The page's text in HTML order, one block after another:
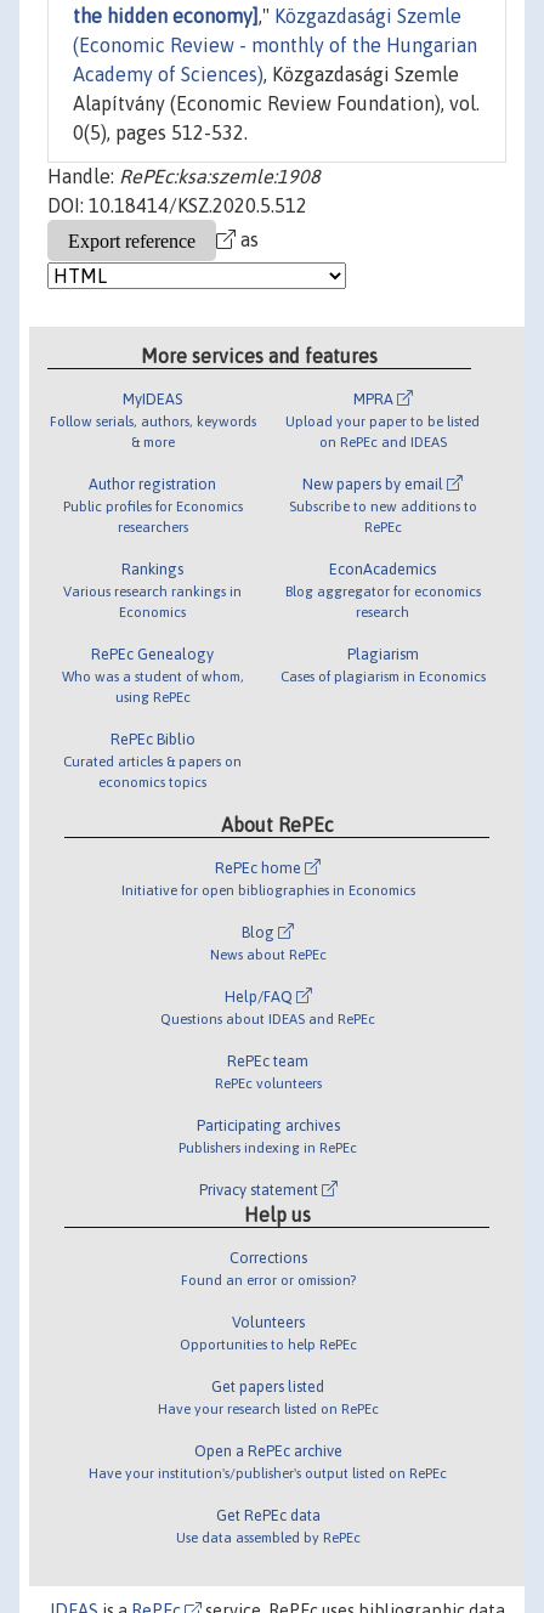
the hidden economy]," Közgazdasági Szemle
(Economic Review - monthly of the Hungarian
Academy of Sciences), Közgazdasági Szemle
Alapítvány (Economic Review Foundation), vol.
0(5), pages 512-532.
Handle: RePEc:ksa:szemle:1908
DOI: 10.18414/KSZ.2020.5.512
as
More services and features
MyIDEAS
Follow serials, authors, keywords
& more
Author registration
Public profiles for Economics
researchers
Rankings
Various research rankings in
Economics
RePEc Genealogy
Who was a student of whom,
using RePEc
RePEc Biblio
Curated articles & papers on
economics topics
MPRA
Upload your paper to be listed
on RePEc and IDEAS
New papers by email
Subscribe to new additions to
RePEc
EconAcademics
Blog aggregator for economics
research
Plagiarism
Cases of plagiarism in Economics
About RePEc
RePEc home
Initiative for open bibliographies in Economics
Blog
News about RePEc
Help/FAQ
Questions about IDEAS and RePEc
RePEc team
RePEc volunteers
Participating archives
Publishers indexing in RePEc
Privacy statement
Help us
Corrections
Found an error or omission?
Volunteers
Opportunities to help RePEc
Get papers listed
Have your research listed on RePEc
Open a RePEc archive
Have your institution's/publisher's output listed on RePEc
Get RePEc data
Use data assembled by RePEc